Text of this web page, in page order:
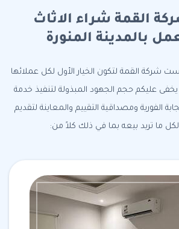
القمة شراء الاثاث
بالمدينة المنورة
شركة القمة لتكون الخيار الأول لكل عملائها
يخفى عليكم حجم الجهود المبذولة لتنفيذ خدمة
الفورية ومصداقية التقييم والمعاينة لتقديم
ما تريد بيعه بما في ذلك كلاً من: